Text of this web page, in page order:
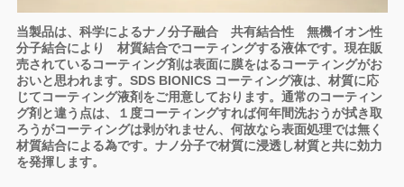
当製品は、科学によるナノ分子融合 共有結合性 無機イオン性
分子結合により 材質結合でコーティングする液体です。現在販
売されているコーティング剤は表面に膜をはるコーティングがお
おいと思われます。SDS BIONICS コーティング液は、材質に応
じてコーティング液剤をご用意しております。通常のコーティン
グ剤と違う点は、１度コーティングすれば何年間洗おうが拭き取
ろうがコーティングは剥がれません、何故なら表面処理では無く
材質結合による為です。ナノ分子で材質に浸透し材質と共に効力
を発揮します。